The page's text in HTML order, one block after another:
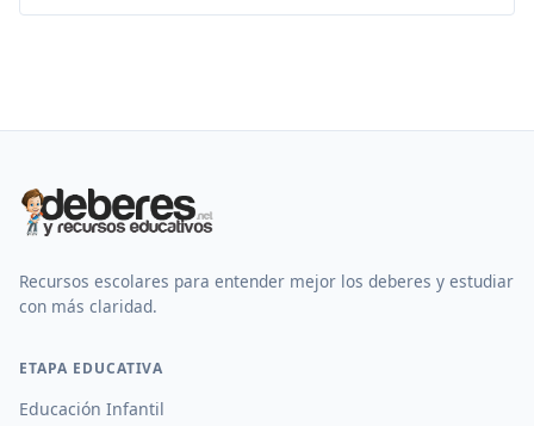
Recursos escolares para entender mejor los deberes y estudiar
con más claridad.
ETAPA EDUCATIVA
Educación Infantil